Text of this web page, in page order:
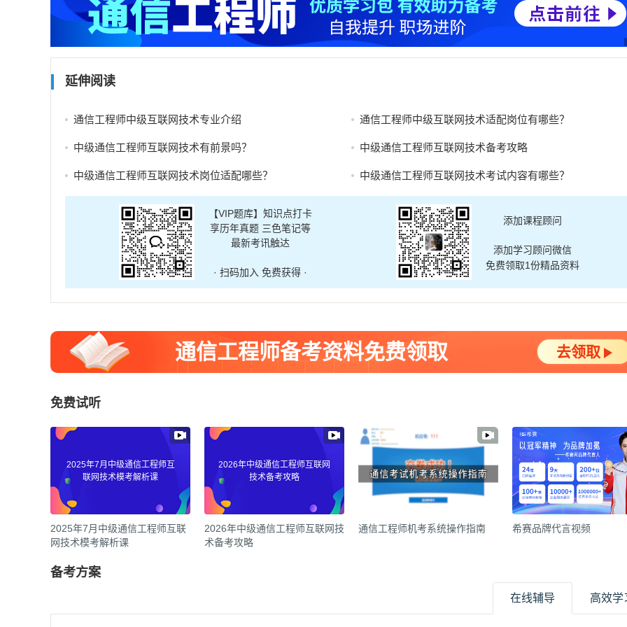
延伸阅读
通信工程师中级互联网技术专业介绍 通信工程师中级互联网技术适配岗位有哪些？
中级通信工程师互联网技术有前景吗？ 中级通信工程师互联网技术备考攻略
中级通信工程师互联网技术岗位适配哪些？ 中级通信工程师互联网技术考试内容有哪些？
【VIP题库】知识点打卡
享历年真题 三色笔记等
最新考讯触达
· 扫码加入 免费获得 ·
添加课程顾问
添加学习顾问微信
免费领取1份精品资料
通信工程师备考资料免费领取 去领取
免费试听
2025年7月中级通信工程师互
联网技术模考解析课
2025年7月中级通信工程师互联
网技术模考解析课
2026年中级通信工程师互联网
技术备考攻略
2026年中级通信工程师互联网技
术备考攻略
通信工程师机考系统操作指南 希赛品牌代言视频
备考方案
在线辅导 高效学